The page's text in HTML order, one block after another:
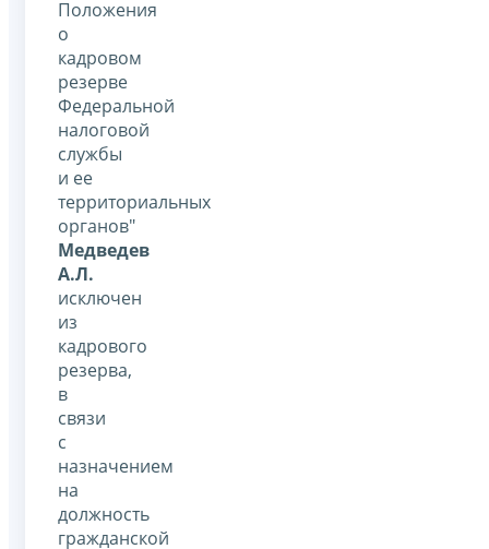
Положения
о
кадровом
резерве
Федеральной
налоговой
службы
и ее
территориальных
органов"
Медведев
А.Л.
исключен
из
кадрового
резерва,
в
связи
с
назначением
на
должность
гражданской